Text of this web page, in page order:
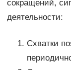
сокращений,
деятельности:
Схватки